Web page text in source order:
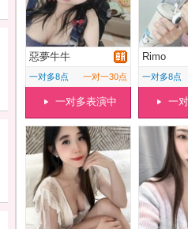
惡夢牛牛
一对多8点 一对一30点
一对多表演中
Rimo
一对多8点
一